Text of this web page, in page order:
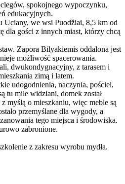
spokojnego wypoczynku,
edukacyjnych.
Uciany, we wsi Puodžiai, 8,5 km od
dla gości z innych miast, którzy chcą
Zapora Bilyakiemis oddalona jest
możliwość spacerowania.
dwukondygnacyjny, z tarasem i
zimą i latem.
udogodnienia, naczynia, pościel,
tu mile widziani, domek został
myślą o mieszkaniu, więc meble są
przemyślane dla wygody, a
tego miejsca i środowiska.
zabronione.
z zakresu wyrobu mydła.